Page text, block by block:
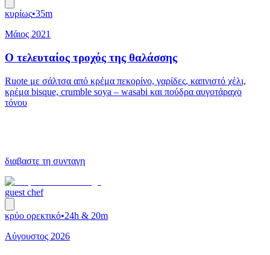
κυρίως•35m
Μάιος 2021
Ο τελευταίος τροχός της θαλάσσης
Ruote με σάλτσα από κρέμα πεκορίνο, γαρίδες, καπνιστό χέλι,
κρέμα bisque, crumble soya – wasabi και πούδρα αυγοτάραχο
τόνου
διαβαστε τη συνταγη
guest chef
κρύο ορεκτικό•24h & 20m
Αύγουστος 2026